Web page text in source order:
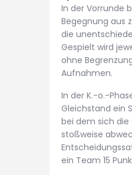
In der Vorrunde
Begegnung aus
die
Gespielt wird
ohne
Aufnahmen.
In der K.-o.-
Gleichstand ein
bei dem sich die
stoßweise
ein Team 15